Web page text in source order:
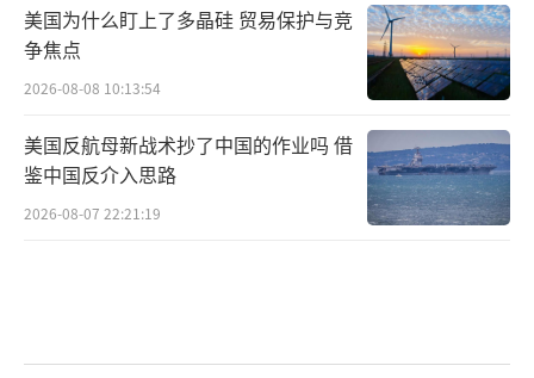
美国为什么盯上了多晶硅 贸易保护与竞
争焦点
2026-08-08 10:13:54
美国反航母新战术抄了中国的作业吗 借
鉴中国反介入思路
2026-08-07 22:21:19